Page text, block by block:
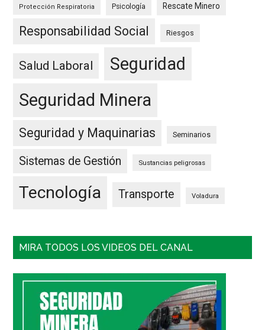
Protección Respiratoria Psicología Rescate Minero
Responsabilidad Social Riesgos
Salud Laboral
Seguridad
Seguridad Minera
Seguridad y Maquinarias Seminarios
Sistemas de Gestión Sustancias peligrosas
Tecnología Transporte Voladura
MIRA TODOS LOS VIDEOS DEL CANAL